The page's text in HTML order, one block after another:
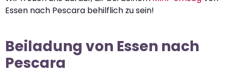
Essen nach Pescara behilflich zu sein!
Beiladung von Essen nach
Pescara